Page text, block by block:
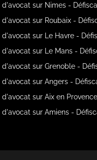
d'avocat sur Nimes -
d'avocat sur Roubaix -
d'avocat sur Le Havre -
d'avocat sur Le Mans -
d'avocat sur Grenoble -
d'avocat sur Angers -
d'avocat sur Aix en
d'avocat sur Amiens -